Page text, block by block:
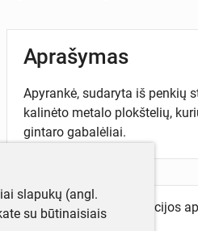
Aprašymas
Apyrankė, sudaryta iš penkių
kalinėto metalo plokštelių,
gintaro gabalėliai.
Turite daugiau informacijos
slapukų (angl.
su būtinaisiais